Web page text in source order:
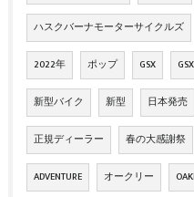
ハスクバーナモーターサイクルズ
2022年 ポップ GSX
新型バイク 新型 日本発売
正規ディーラー 春の大感謝祭
ADVENTURE オークリー